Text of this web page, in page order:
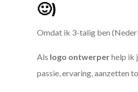
🙂)
Omdat ik 3-talig ben
Als logo ontwerperhelp ik
passie, ervaring, aanzetten